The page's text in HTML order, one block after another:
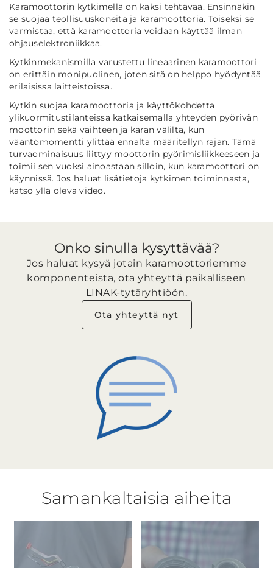
Karamoottorin kytkimellä on kaksi tehtävää. Ensinnäkin
se suojaa teollisuuskoneita ja karamoottoria. Toiseksi se
varmistaa, että karamoottoria voidaan käyttää ilman
ohjauselektroniikkaa.
Kytkinmekanismilla varustettu lineaarinen karamoottori
on erittäin monipuolinen, joten sitä on helppo hyödyntää
erilaisissa laitteistoissa.
Kytkin suojaa karamoottoria ja käyttökohdetta
ylikuormitustilanteissa katkaisemalla yhteyden pyörivän
moottorin sekä vaihteen ja karan väliltä, kun
vääntömomentti ylittää ennalta määritellyn rajan. Tämä
turvaominaisuus liittyy moottorin pyörimisliikkeeseen ja
toimii sen vuoksi ainoastaan silloin, kun karamoottori on
käynnissä. Jos haluat lisätietoja kytkimen toiminnasta,
katso yllä oleva video.
Onko sinulla kysyttävää?
Jos haluat kysyä jotain karamoottoriemme
komponenteista, ota yhteyttä paikalliseen
LINAK-tytäryhtiöön.
Ota yhteyttä nyt
Samankaltaisia aiheita